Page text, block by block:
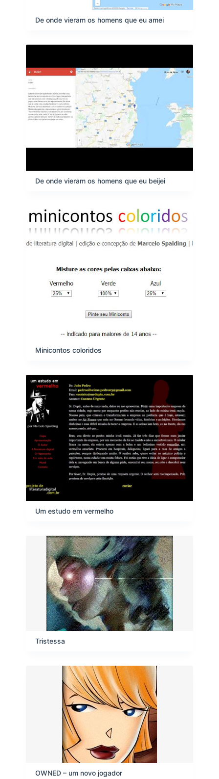
De onde vieram os homens que eu amei
De onde vieram os homens que eu beijei
Minicontos coloridos
Um estudo em vermelho
Tristessa
OWNED – um novo jogador